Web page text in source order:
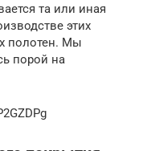
та или иная
этих
полотен. Мы
порой на